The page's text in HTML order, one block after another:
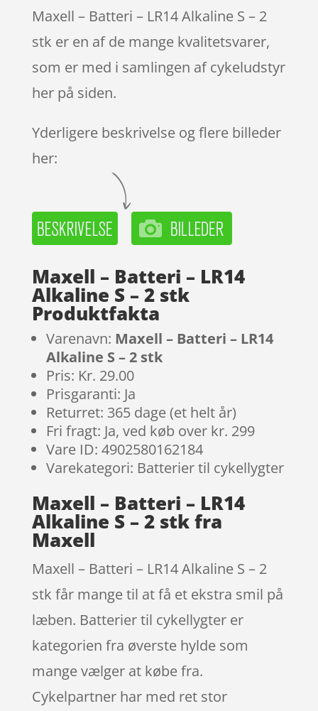
Maxell – Batteri – LR14 Alkaline S – 2
stk er en af de mange kvalitetsvarer,
som er med i samlingen af cykeludstyr
her på siden.
Yderligere beskrivelse og flere billeder
her:
Maxell – Batteri – LR14
Alkaline S – 2 stk
Produktfakta
Varenavn: Maxell – Batteri – LR14
Alkaline S – 2 stk
Pris: Kr. 29.00
Prisgaranti: Ja
Returret: 365 dage (et helt år)
Fri fragt: Ja, ved køb over kr. 299
Vare ID: 4902580162184
Varekategori: Batterier til cykellygter
Maxell – Batteri – LR14
Alkaline S – 2 stk fra
Maxell
Maxell – Batteri – LR14 Alkaline S – 2
stk får mange til at få et ekstra smil på
læben. Batterier til cykellygter er
kategorien fra øverste hylde som
mange vælger at købe fra.
Cykelpartner har med ret stor